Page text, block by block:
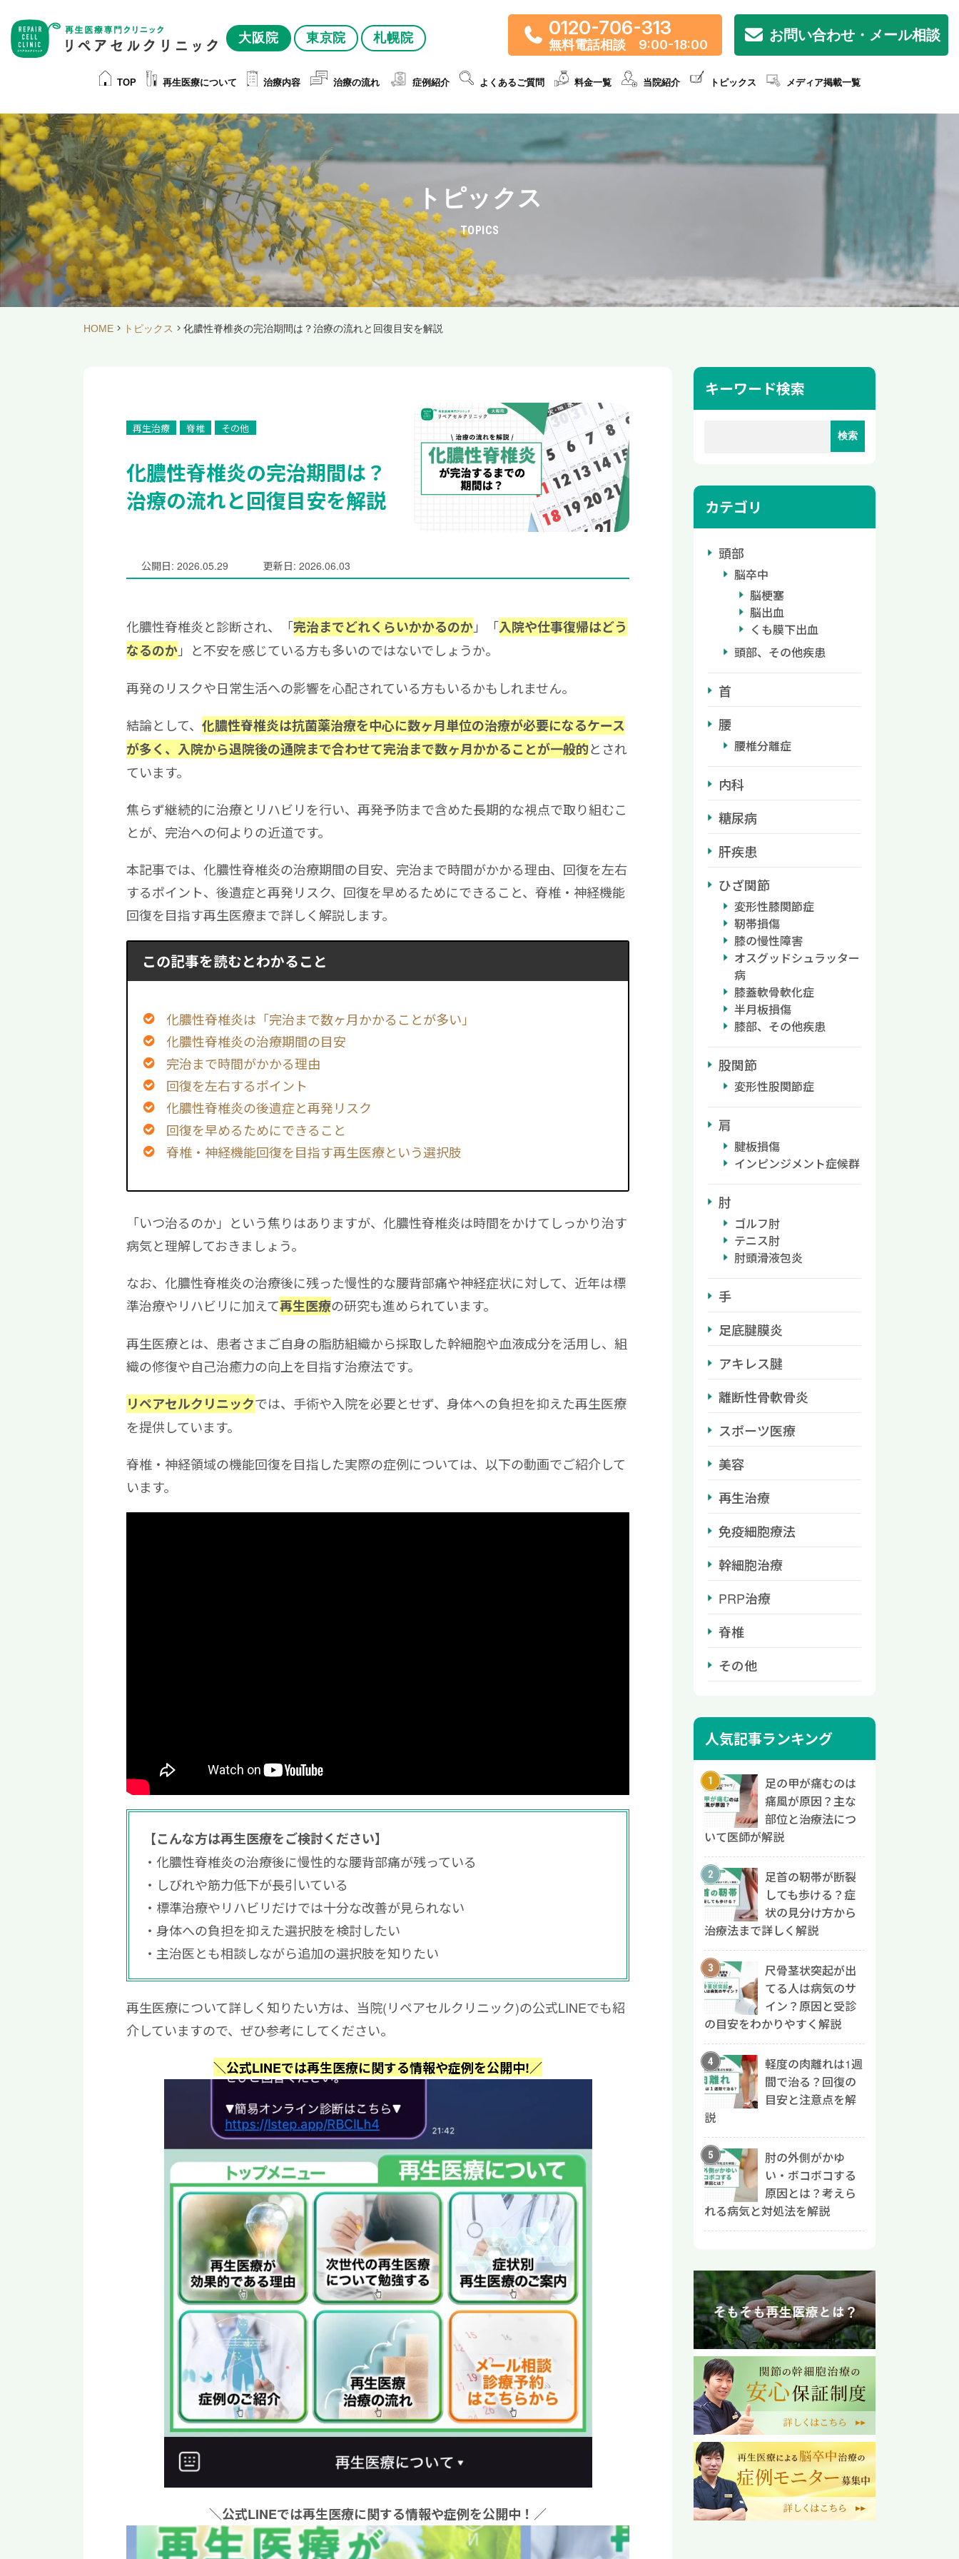
大阪院 東京院 札幌院 0120-706-313
無料電話相談 9:00-18:00
お問い合わせ・メール相談
TOP 再生医療について 治療内容 治療の流れ 症例紹介 よくあるご質問 料金一覧 当院紹介 トピックス メディア掲載一覧
トピックス
TOPICS
HOME トピックス 化膿性脊椎炎の完治期間は？治療の流れと回復目安を解説
再生治療 脊椎 その他
化膿性脊椎炎の完治期間は？
治療の流れと回復目安を解説
公開日: 2026.05.29 更新日: 2026.06.03
化膿性脊椎炎と診断され、「完治までどれくらいかかるのか」「入院や仕事復帰はどう
なるのか」と不安を感じている方も多いのではないでしょうか。
再発のリスクや日常生活への影響を心配されている方もいるかもしれません。
結論として、 化膿性脊椎炎は抗菌薬治療を中心に数ヶ月単位の治療が必要になるケース
が多く、入院から退院後の通院まで合わせて完治まで数ヶ月かかることが一般的とされ
ています。
焦らず継続的に治療とリハビリを行い、再発予防まで含めた長期的な視点で取り組むこ
とが、完治への何よりの近道です。
本記事では、化膿性脊椎炎の治療期間の目安、完治まで時間がかかる理由、回復を左右
するポイント、後遺症と再発リスク、回復を早めるためにできること、脊椎・神経機能
回復を目指す再生医療まで詳しく解説します。
この記事を読むとわかること
化膿性脊椎炎は「完治まで数ヶ月かかることが多い」
化膿性脊椎炎の治療期間の目安
完治まで時間がかかる理由
回復を左右するポイント
化膿性脊椎炎の後遺症と再発リスク
回復を早めるためにできること
脊椎・神経機能回復を目指す再生医療という選択肢
「いつ治るのか」という焦りはありますが、化膿性脊椎炎は時間をかけてしっかり治す
病気と理解しておきましょう。
なお、化膿性脊椎炎の治療後に残った慢性的な腰背部痛や神経症状に対して、近年は標
準治療やリハビリに加えて再生医療の研究も進められています。
再生医療とは、患者さまご自身の脂肪組織から採取した幹細胞や血液成分を活用し、組
織の修復や自己治癒力の向上を目指す治療法です。
リペアセルクリニックでは、手術や入院を必要とせず、身体への負担を抑えた再生医療
を提供しています。
脊椎・神経領域の機能回復を目指した実際の症例については、以下の動画でご紹介して
います。
【こんな方は再生医療をご検討ください】
化膿性脊椎炎の治療後に慢性的な腰背部痛が残っている
しびれや筋力低下が長引いている
標準治療やリハビリだけでは十分な改善が見られない
身体への負担を抑えた選択肢を検討したい
主治医とも相談しながら追加の選択肢を知りたい
再生医療について詳しく知りたい方は、当院(リペアセルクリニック)の公式LINEでも紹
介していますので、ぜひ参考にしてください。
＼公式LINEでは再生医療に関する情報や症例を公開中!／
＼公式LINEでは再生医療に関する情報や症例を公開中！／
キーワード検索
カテゴリ
頭部
脳卒中
脳梗塞
脳出血
くも膜下出血
頭部、その他疾患
首
腰
腰椎分離症
内科
糖尿病
肝疾患
ひざ関節
変形性膝関節症
靭帯損傷
膝の慢性障害
オスグッドシュラッター
病
膝蓋軟骨軟化症
半月板損傷
膝部、その他疾患
股関節
変形性股関節症
肩
腱板損傷
インピンジメント症候群
肘
ゴルフ肘
テニス肘
肘頭滑液包炎
手
足底腱膜炎
アキレス腱
離断性骨軟骨炎
スポーツ医療
美容
再生治療
免疫細胞療法
幹細胞治療
PRP治療
脊椎
その他
人気記事ランキング
足の甲が痛むのは
痛風が原因？主な
部位と治療法につ
いて医師が解説
足首の靭帯が断裂
しても歩ける？症
状の見分け方から
治療法まで詳しく解説
尺骨茎状突起が出
てる人は病気のサ
イン？原因と受診
の目安をわかりやすく解説
軽度の肉離れは1週
間で治る？回復の
目安と注意点を解
説
肘の外側がかゆ
い・ボコボコする
原因とは？考えら
れる病気と対処法を解説